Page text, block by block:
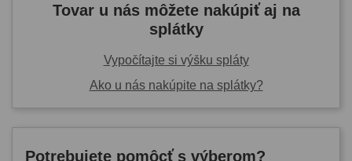
Tovar u nás môžete nakúpiť aj na
splátky
Vypočítajte si výšku spláty
Ako u nás nakúpite na splátky?
Potrebujete pomôcť s výberom?